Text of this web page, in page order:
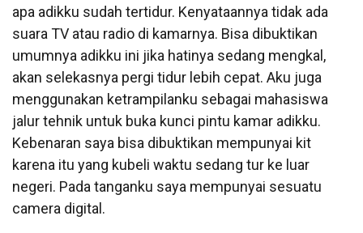
apa adikku sudah tertidur. Kenyataannya tidak ada
suara TV atau radio di kamarnya. Bisa dibuktikan
umumnya adikku ini jika hatinya sedang mengkal,
akan selekasnya pergi tidur lebih cepat. Aku juga
menggunakan ketrampilanku sebagai mahasiswa
jalur tehnik untuk buka kunci pintu kamar adikku.
Kebenaran saya bisa dibuktikan mempunyai kit
karena itu yang kubeli waktu sedang tur ke luar
negeri. Pada tanganku saya mempunyai sesuatu
camera digital.